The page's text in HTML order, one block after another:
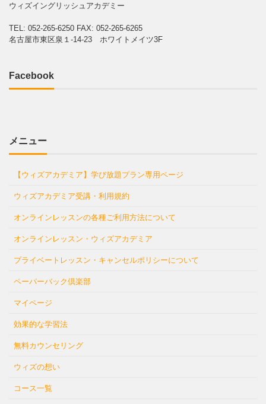
ウィズイングリッシュアカデミー
TEL: 052-265-6250 FAX: 052-265-6265
名古屋市東区泉１-14-23 ホワイトメイツ3F
Facebook
メニュー
【ウィズアカデミア】学び放題プラン専用ページ
ウィズアカデミア受講・利用規約
オンラインレッスンの各種ご利用方法について
オンラインレッスン・ウィズアカデミア
プライベートレッスン・キャンセルポリシーについて
ペーパーバック倶楽部
マイページ
効果的な学習法
無料カウンセリング
ウィズの想い
コース一覧